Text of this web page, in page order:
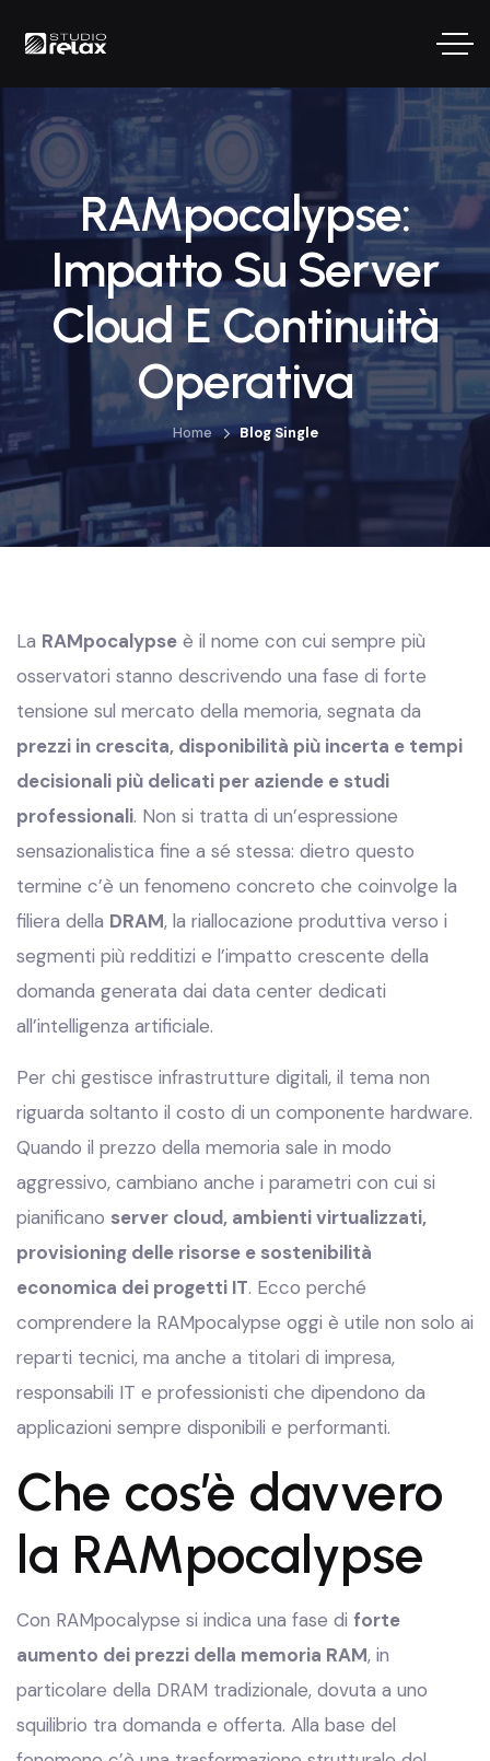
RAMpocalypse:
Impatto Su Server
Cloud E Continuità
Operativa
Home Blog Single
La RAMpocalypse è il nome con cui sempre più
osservatori stanno descrivendo una fase di forte
tensione sul mercato della memoria, segnata da
prezzi in crescita, disponibilità più incerta e tempi
decisionali più delicati per aziende e studi
professionali. Non si tratta di un’espressione
sensazionalistica fine a sé stessa: dietro questo
termine c’è un fenomeno concreto che coinvolge la
filiera della DRAM, la riallocazione produttiva verso i
segmenti più redditizi e l’impatto crescente della
domanda generata dai data center dedicati
all’intelligenza artificiale.
Per chi gestisce infrastrutture digitali, il tema non
riguarda soltanto il costo di un componente hardware.
Quando il prezzo della memoria sale in modo
aggressivo, cambiano anche i parametri con cui si
pianificano server cloud, ambienti virtualizzati,
provisioning delle risorse e sostenibilità
economica dei progetti IT. Ecco perché
comprendere la RAMpocalypse oggi è utile non solo ai
reparti tecnici, ma anche a titolari di impresa,
responsabili IT e professionisti che dipendono da
applicazioni sempre disponibili e performanti.
Che cos’è davvero
la RAMpocalypse
Con RAMpocalypse si indica una fase di forte
aumento dei prezzi della memoria RAM, in
particolare della DRAM tradizionale, dovuta a uno
squilibrio tra domanda e offerta. Alla base del